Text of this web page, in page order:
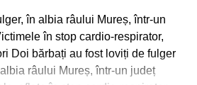
în albia râului Mureș, într-un
în stop cardio-respirator,
Doi bărbați au fost loviți de fulger
râului Mureș, într-un județ